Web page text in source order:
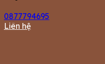
0877794695
Liên hệ